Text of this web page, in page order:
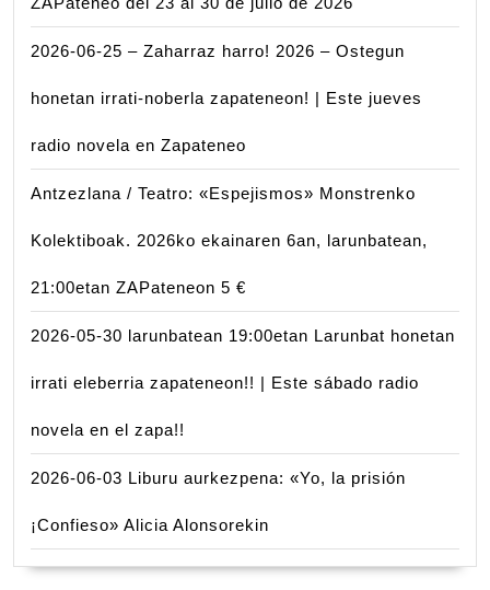
2026-06-25 – Zaharraz harro! 2026 – Ostegun
honetan irrati-noberla zapateneon! | Este jueves
radio novela en Zapateneo
Antzezlana / Teatro: «Espejismos» Monstrenko
Kolektiboak. 2026ko ekainaren 6an, larunbatean,
21:00etan ZAPateneon 5 €
2026-05-30 larunbatean 19:00etan Larunbat honetan
irrati eleberria zapateneon!! | Este sábado radio
novela en el zapa!!
2026-06-03 Liburu aurkezpena: «Yo, la prisión
¡Confieso» Alicia Alonsorekin